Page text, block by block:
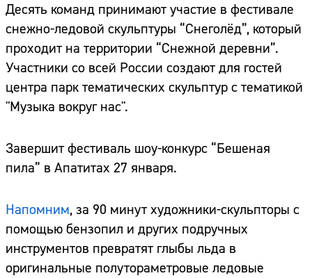
Десять команд принимают участие в фестивале
снежно-ледовой скульптуры “Снеголёд”, который
проходит на территории “Снежной деревни”.
Участники со всей России создают для гостей
центра парк тематических скульптур с тематикой
"Музыка вокруг нас".
Завершит фестиваль шоу-конкурс “Бешеная
пила” в Апатитах 27 января.
Напомним, за 90 минут художники-скульпторы с
помощью бензопил и других подручных
инструментов превратят глыбы льда в
оригинальные полутораметровые ледовые